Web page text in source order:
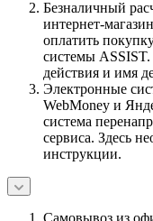
Безналичный
интернет-
оплатить
системы
действия и имя
Электронные
WebMoney и
система
сервиса. Здесь
инструкции.
Самовывоз из